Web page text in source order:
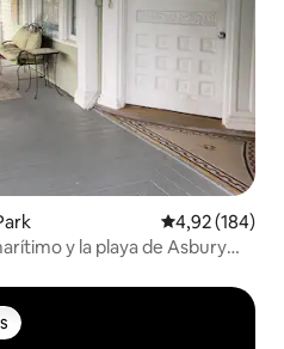
Calificación
4,92 (184)
y la playa de Asbury
más destacados